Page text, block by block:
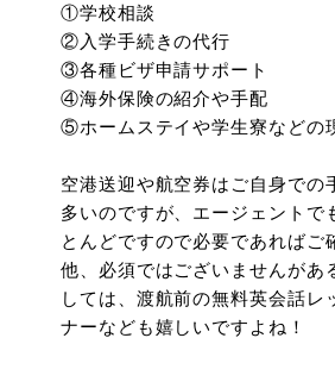
①学校相談
②入学手続きの代行
③各種ビザ申請サポート
④海外保険の紹介や手配
⑤ホームステイや学生寮などの
空港送迎や航空券はご自身での
多いのですが、エージェントで
とんどですので必要であればご
他、必須ではございませんがあ
しては、渡航前の無料英会話レ
ナーなども嬉しいですよね！